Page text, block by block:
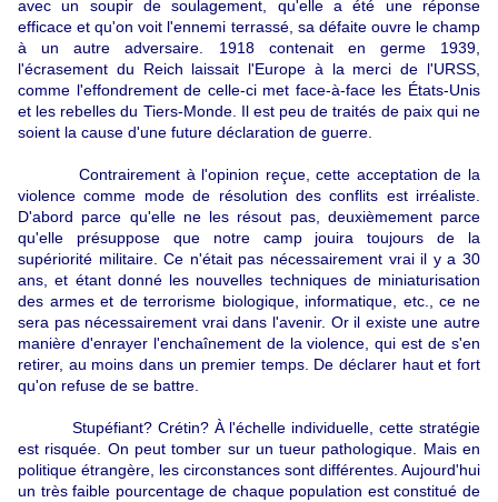
avec un soupir de soulagement, qu'elle a été une réponse
efficace et qu'on voit l'ennemi terrassé, sa défaite ouvre le champ
à un autre adversaire. 1918 contenait en germe 1939,
l'écrasement du Reich laissait l'Europe à la merci de l'URSS,
comme l'effondrement de celle-ci met face-à-face les États-Unis
et les rebelles du Tiers-Monde. Il est peu de traités de paix qui ne
soient la cause d'une future déclaration de guerre.
Contrairement à l'opinion reçue, cette acceptation de la
violence comme mode de résolution des conflits est irréaliste.
D'abord parce qu'elle ne les résout pas, deuxièmement parce
qu'elle présuppose que notre camp jouira toujours de la
supériorité militaire. Ce n'était pas nécessairement vrai il y a 30
ans, et étant donné les nouvelles techniques de miniaturisation
des armes et de terrorisme biologique, informatique, etc., ce ne
sera pas nécessairement vrai dans l'avenir. Or il existe une autre
manière d'enrayer l'enchaînement de la violence, qui est de s'en
retirer, au moins dans un premier temps. De déclarer haut et fort
qu'on refuse de se battre.
Stupéfiant? Crétin? À l'échelle individuelle, cette stratégie
est risquée. On peut tomber sur un tueur pathologique. Mais en
politique étrangère, les circonstances sont différentes. Aujourd'hui
un très faible pourcentage de chaque population est constitué de